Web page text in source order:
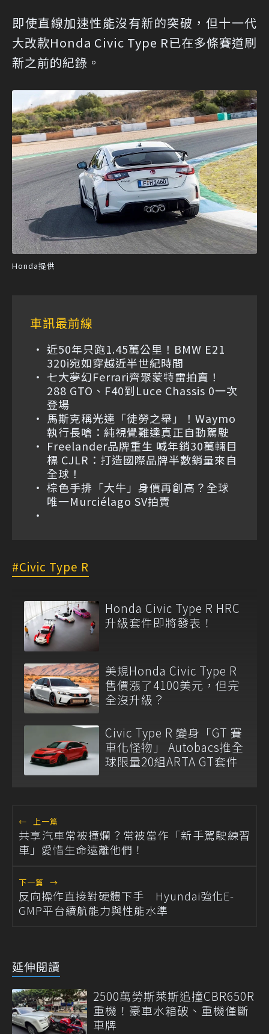
即使直線加速性能沒有新的突破，但十一代
大改款Honda Civic Type R已在多條賽道刷
新之前的紀錄。
Honda提供
車訊最前線
近50年只跑1.45萬公里！BMW E21
320i宛如穿越近半世紀時間
七大夢幻Ferrari齊聚蒙特雷拍賣！
288 GTO、F40到Luce Chassis 0一次
登場
馬斯克稱光達「徒勞之舉」！Waymo
執行長嗆：純視覺難達真正自動駕駛
Freelander品牌重生 喊年銷30萬輛目
標 CJLR：打造國際品牌半數銷量來自
全球！
棕色手排「大牛」身價再創高？全球
唯一Murciélago SV拍賣
Civic Type R
Honda Civic Type R HRC
升級套件即將發表！
美規Honda Civic Type R
售價漲了4100美元，但完
全沒升級？
Civic Type R 變身「GT 賽
車化怪物」 Autobacs推全
球限量20組ARTA GT套件
← 上一篇
共享汽車常被撞爛？常被當作「新手駕駛練習
車」愛惜生命遠離他們！
下一篇 →
反向操作直接對硬體下手 Hyundai強化E-
GMP平台續航能力與性能水準
延伸閱讀
2500萬勞斯萊斯追撞CBR650R
重機！豪車水箱破、重機僅斷
車牌